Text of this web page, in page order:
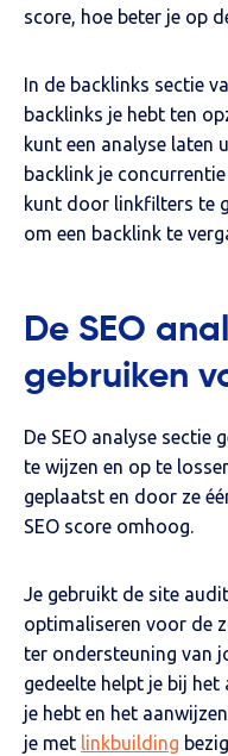
score, hoe beter je op
In de backlinks sectie
backlinks je hebt ten
kunt een analyse laten
backlink je
kunt door linkfilters te
om een backlink te
De SEO
gebruiken
De SEO analyse sectie
te wijzen en op te
geplaatst en door ze
SEO score omhoog.
Je gebruikt de site
optimaliseren voor de
ter ondersteuning van
gedeelte helpt je bij het
je hebt en het
je met linkbuilding